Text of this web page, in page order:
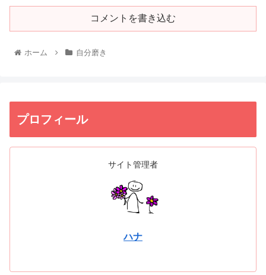
コメントを書き込む
ホーム 自分磨き
プロフィール
サイト管理者
ハナ